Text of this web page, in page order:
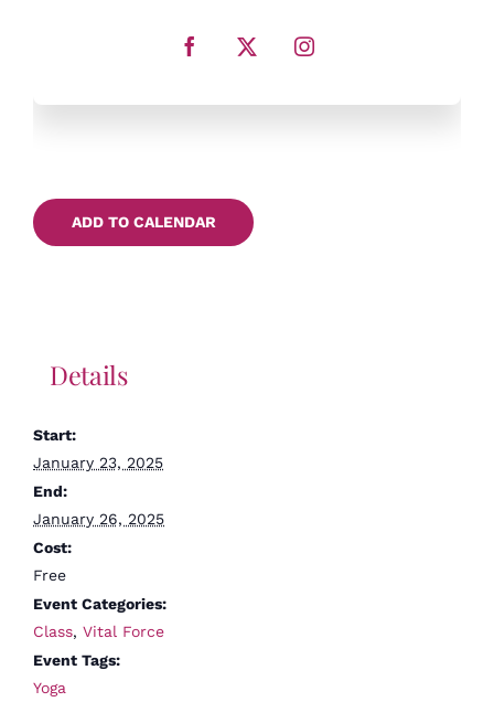
ADD TO CALENDAR
Details
Start:
January 23, 2025
End:
January 26, 2025
Cost:
Free
Event Categories:
Class, Vital Force
Event Tags:
Yoga